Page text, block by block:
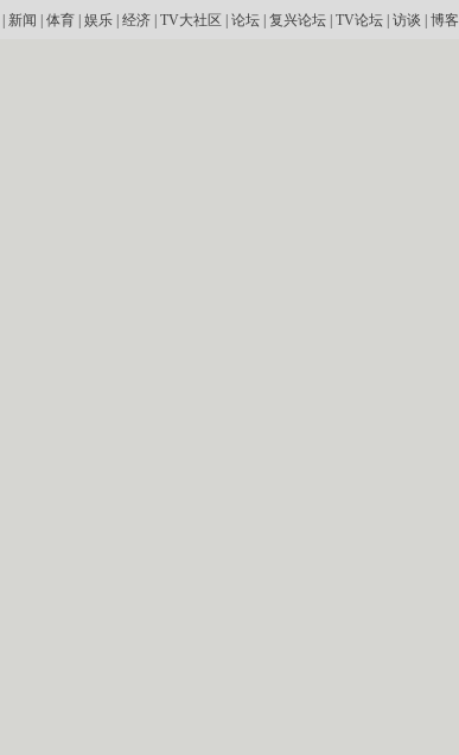
新闻 体育| 娱乐| 经济| TV大社区 论坛| 复兴论坛| TV论坛| 访谈 博客